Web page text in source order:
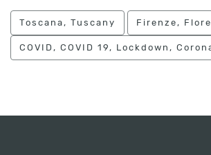
Toscana, Tuscany Firenze,
COVID, COVID 19, Lockdown,